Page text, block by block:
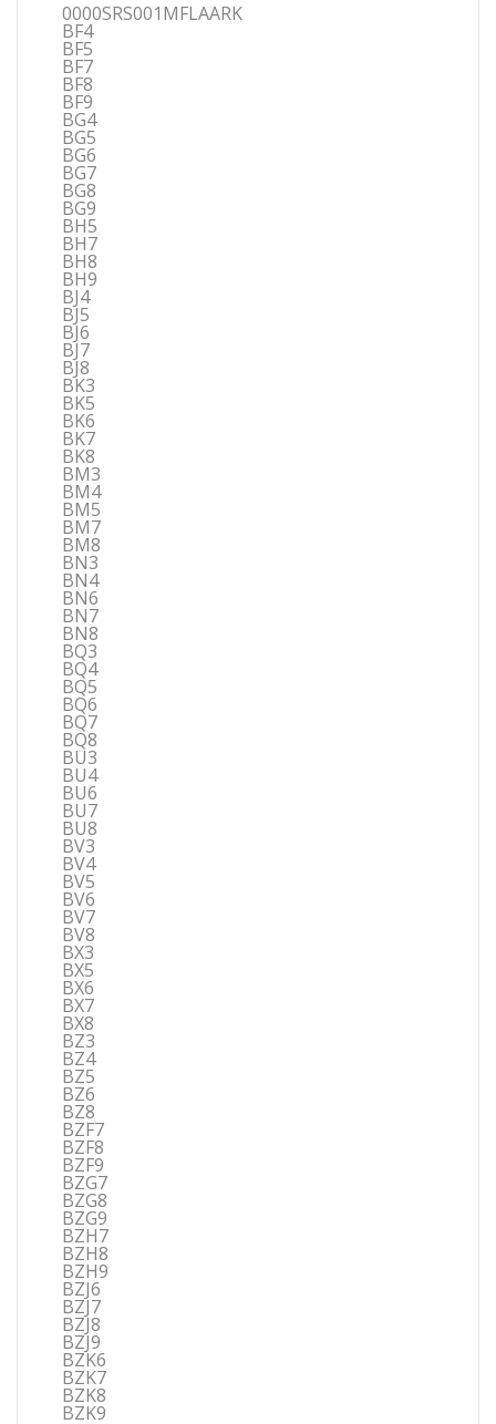
0000SRS001MFLAARK
BF4
BF5
BF7
BF8
BF9
BG4
BG5
BG6
BG7
BG8
BG9
BH5
BH7
BH8
BH9
BJ4
BJ5
BJ6
BJ7
BJ8
BK3
BK5
BK6
BK7
BK8
BM3
BM4
BM5
BM7
BM8
BN3
BN4
BN6
BN7
BN8
BQ3
BQ4
BQ5
BQ6
BQ7
BQ8
BU3
BU4
BU6
BU7
BU8
BV3
BV4
BV5
BV6
BV7
BV8
BX3
BX5
BX6
BX7
BX8
BZ3
BZ4
BZ5
BZ6
BZ8
BZF7
BZF8
BZF9
BZG7
BZG8
BZG9
BZH7
BZH8
BZH9
BZJ6
BZJ7
BZJ8
BZJ9
BZK6
BZK7
BZK8
BZK9